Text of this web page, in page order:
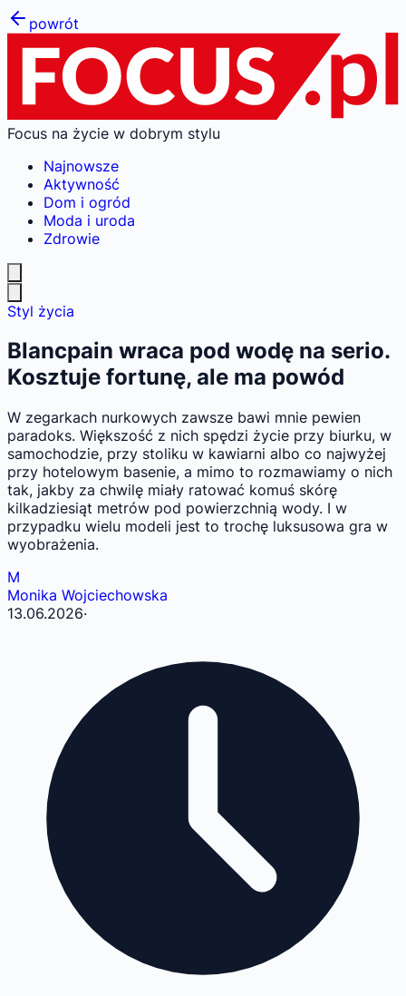
powrót
Focus na życie w dobrym stylu
Najnowsze
Aktywność
Dom i ogród
Moda i uroda
Zdrowie
Styl życia
Blancpain wraca pod wodę na serio.
Kosztuje fortunę, ale ma powód
W zegarkach nurkowych zawsze bawi mnie pewien
paradoks. Większość z nich spędzi życie przy biurku, w
samochodzie, przy stoliku w kawiarni albo co najwyżej
przy hotelowym basenie, a mimo to rozmawiamy o nich
tak, jakby za chwilę miały ratować komuś skórę
kilkadziesiąt metrów pod powierzchnią wody. I w
przypadku wielu modeli jest to trochę luksusowa gra w
wyobrażenia.
M
Monika Wojciechowska
13.06.2026·